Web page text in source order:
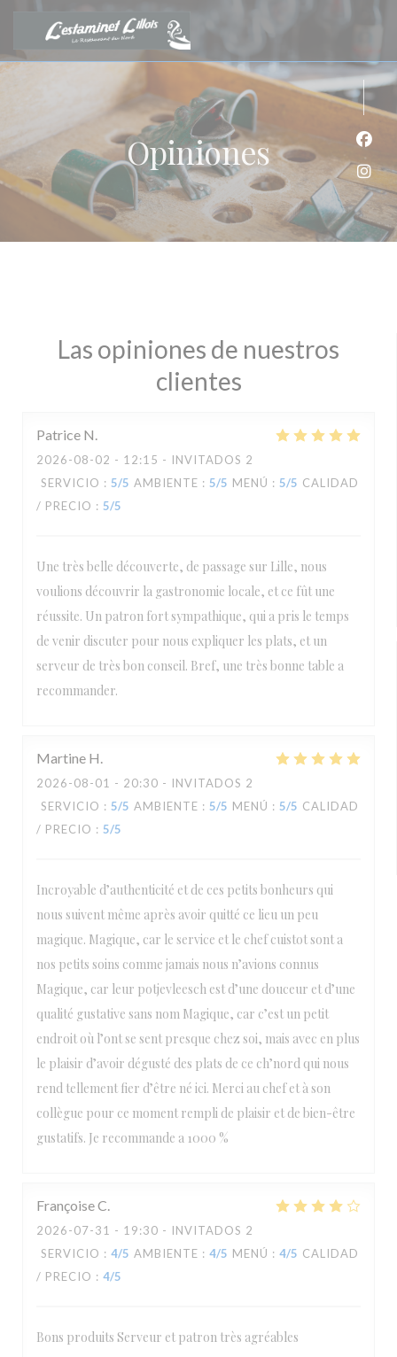
Opiniones
Las opiniones de nuestros
clientes
Patrice N
2026-08-02 - 12:15 - INVITADOS 2
SERVICIO : 5/5 AMBIENTE : 5/5 MENÚ : 5/5 CALIDAD
/ PRECIO : 5/5
Une très belle découverte, de passage sur Lille, nous
voulions découvrir la gastronomie locale, et ce fût une
réussite. Un patron fort sympathique, qui a pris le temps
de venir discuter pour nous expliquer les plats, et un
serveur de très bon conseil. Bref, une très bonne table a
recommander.
Martine H
2026-08-01 - 20:30 - INVITADOS 2
SERVICIO : 5/5 AMBIENTE : 5/5 MENÚ : 5/5 CALIDAD
/ PRECIO : 5/5
Incroyable d’authenticité et de ces petits bonheurs qui
nous suivent même après avoir quitté ce lieu un peu
magique. Magique, car le service et le chef cuistot sont a
nos petits soins comme jamais nous n’avions connus
Magique, car leur potjevleesch est d’une douceur et d’une
qualité gustative sans nom Magique, car c’est un petit
endroit où l’ont se sent presque chez soi, mais avec en plus
le plaisir d’avoir dégusté des plats de ce ch’nord qui nous
rend tellement fier d’être né ici. Merci au chef et à son
collègue pour ce moment rempli de plaisir et de bien-être
gustatifs. Je recommande a 1000 %
FrançoiseC
2026-07-31 - 19:30 - INVITADOS 2
SERVICIO : 4/5 AMBIENTE : 4/5 MENÚ : 4/5 CALIDAD
/ PRECIO : 4/5
Bons produits Serveur et patron très agréables